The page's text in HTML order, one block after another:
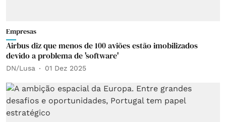
Empresas
Airbus diz que menos de 100 aviões estão imobilizados
devido a problema de 'software'
DN/Lusa 01 Dez 2025